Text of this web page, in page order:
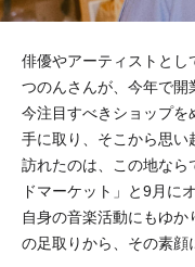
俳優やアーティストと
つのんさんが、今年で開
今注目すべきショップを
手に取り、そこから思い
訪れたのは、この地なら
ドマーケット」と9月に
自身の音楽活動にもゆ
の足取りから、その素顔